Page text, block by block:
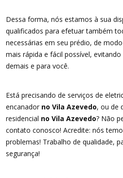
Dessa forma, nós estamos à sua
qualificados para efetuar também
necessárias em seu prédio, de
mais rápida e fácil possível,
demais e para você.
Está precisando de serviços de
encanador no Vila Azevedo, ou de
residencial no Vila Azevedo? Não
contato conosco! Acredite: nós
problemas! Trabalho de qualidade,
segurança!